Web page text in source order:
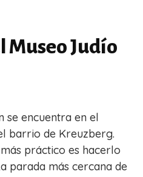
Museo Judío
se encuentra en el
barrio de Kreuzberg.
práctico es hacerlo
parada más cercana de